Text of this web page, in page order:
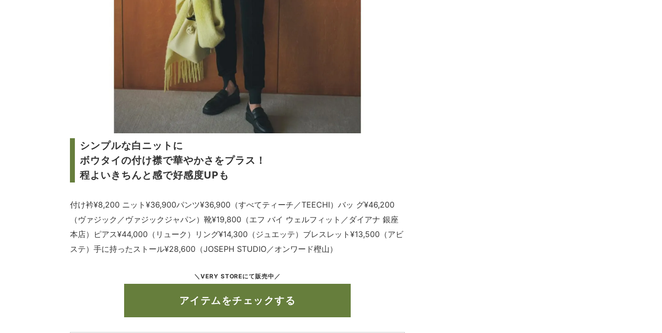
シンプルな白ニットに
ボウタイの付け襟で華やかさをプラス！
程よいきちんと感で好感度UPも
付け衿¥8,200 ニット¥36,900パンツ¥36,900（すべてティーチ／TEECHI）バッ グ¥46,200
（ヴァジック／ヴァジックジャパン）靴¥19,800（エフ バイ ウェルフィット／ダイアナ 銀座
本店）ピアス¥44,000（リューク）リング¥14,300（ジュエッテ）ブレスレット¥13,500（アビ
ステ）手に持ったストール¥28,600（JOSEPH STUDIO／オンワード樫山）
＼VERY STOREにて販売中／
アイテムをチェックする